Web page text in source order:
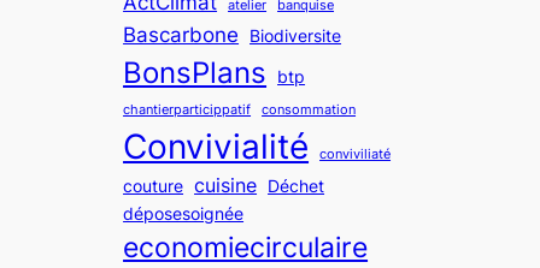
atelier banquise
Bascarbone Biodiversite
BonsPlans btp
chantierparticippatif consommation
Convivialité conviviliaté
couture cuisine
Déchet
déposesoignée
economiecirculaire